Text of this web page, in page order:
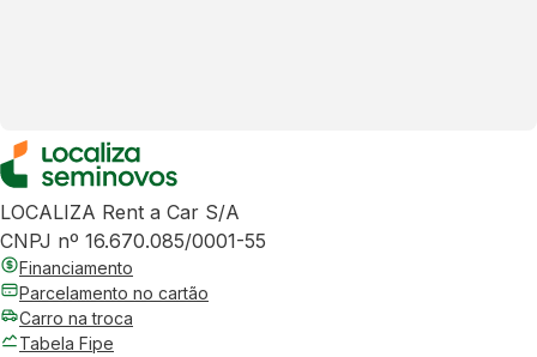
LOCALIZA Rent a Car S/A
CNPJ nº 16.670.085/0001-55
Financiamento
Parcelamento no cartão
Carro na troca
Tabela Fipe